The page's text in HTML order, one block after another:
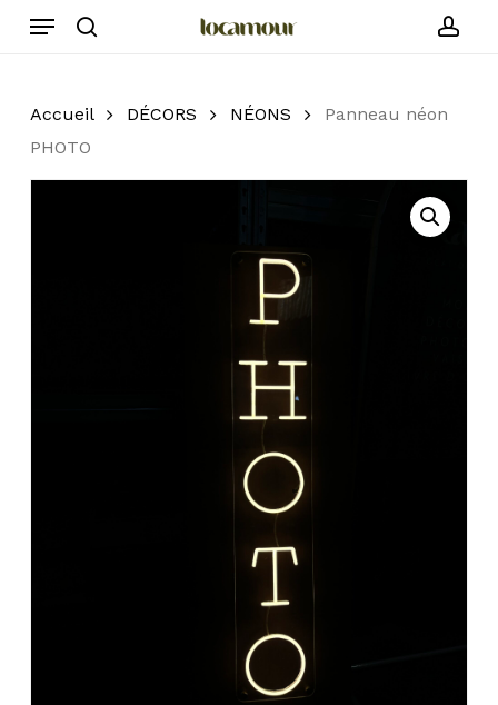
Menu
Accueil DÉCORS NÉONS
Panneau néon
PHOTO